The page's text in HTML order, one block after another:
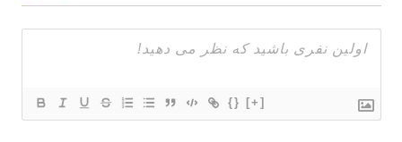
{} [+]